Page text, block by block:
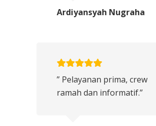
Ardiyansyah Nugraha
” Pelayanan prima, crew
ramah dan informatif.”